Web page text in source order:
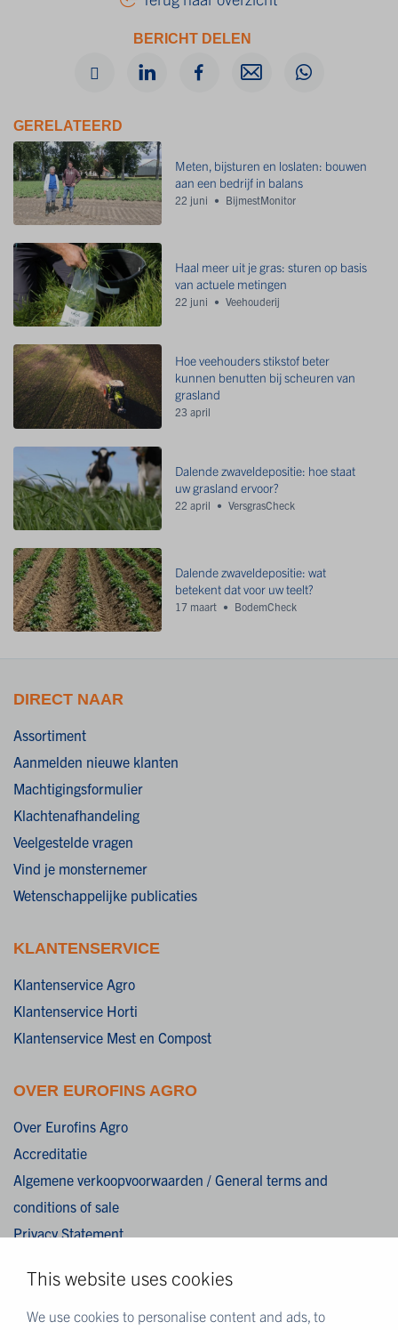
This website uses cookies
We use cookies to personalise content and ads, to
BERICHT DELEN
GERELATEERD
Meten, bijsturen en loslaten: bouwen
aan een bedrijf in balans
22 juni BijmestMonitor
Haal meer uit je gras: sturen op basis
van actuele metingen
22 juni Veehouderij
Hoe veehouders stikstof beter
kunnen benutten bij scheuren van
grasland
23 april
Dalende zwaveldepositie: hoe staat
uw grasland ervoor?
22 april VersgrasCheck
Dalende zwaveldepositie: wat
betekent dat voor uw teelt?
17 maart BodemCheck
DIRECT NAAR
Assortiment
Aanmelden nieuwe klanten
Machtigingsformulier
Klachtenafhandeling
Veelgestelde vragen
Vind je monsternemer
Wetenschappelijke publicaties
KLANTENSERVICE
Klantenservice Agro
Klantenservice Horti
Klantenservice Mest en Compost
OVER EUROFINS AGRO
Over Eurofins Agro
Accreditatie
Algemene verkoopvoorwaarden / General terms and
conditions of sale
Privacy Statement
Disclaimer